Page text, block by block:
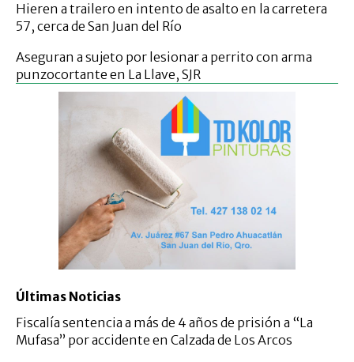
Hieren a trailero en intento de asalto en la carretera
57, cerca de San Juan del Río
Aseguran a sujeto por lesionar a perrito con arma
punzocortante en La Llave, SJR
Últimas Noticias
Fiscalía sentencia a más de 4 años de prisión a “La
Mufasa” por accidente en Calzada de Los Arcos